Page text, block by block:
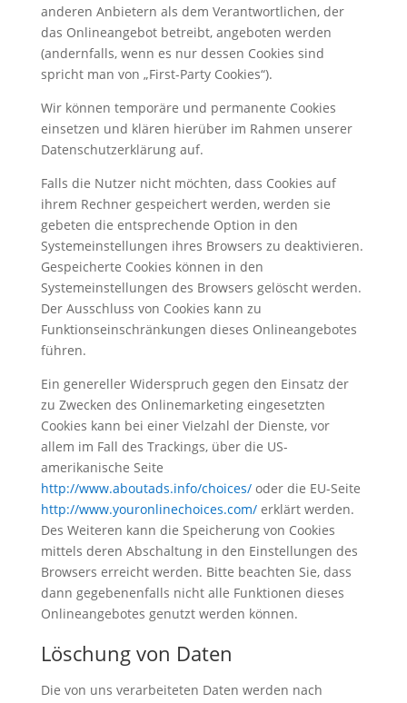
anderen Anbietern als dem Verantwortlichen, der
das Onlineangebot betreibt, angeboten werden
(andernfalls, wenn es nur dessen Cookies sind
spricht man von „First-Party Cookies“).
Wir können temporäre und permanente Cookies
einsetzen und klären hierüber im Rahmen unserer
Datenschutzerklärung auf.
Falls die Nutzer nicht möchten, dass Cookies auf
ihrem Rechner gespeichert werden, werden sie
gebeten die entsprechende Option in den
Systemeinstellungen ihres Browsers zu deaktivieren.
Gespeicherte Cookies können in den
Systemeinstellungen des Browsers gelöscht werden.
Der Ausschluss von Cookies kann zu
Funktionseinschränkungen dieses Onlineangebotes
führen.
Ein genereller Widerspruch gegen den Einsatz der
zu Zwecken des Onlinemarketing eingesetzten
Cookies kann bei einer Vielzahl der Dienste, vor
allem im Fall des Trackings, über die US-
amerikanische Seite
http://www.aboutads.info/choices/oder die EU-Seite
http://www.youronlinechoices.com/erklärt werden.
Des Weiteren kann die Speicherung von Cookies
mittels deren Abschaltung in den Einstellungen des
Browsers erreicht werden. Bitte beachten Sie, dass
dann gegebenenfalls nicht alle Funktionen dieses
Onlineangebotes genutzt werden können.
Löschung von Daten
Die von uns verarbeiteten Daten werden nach